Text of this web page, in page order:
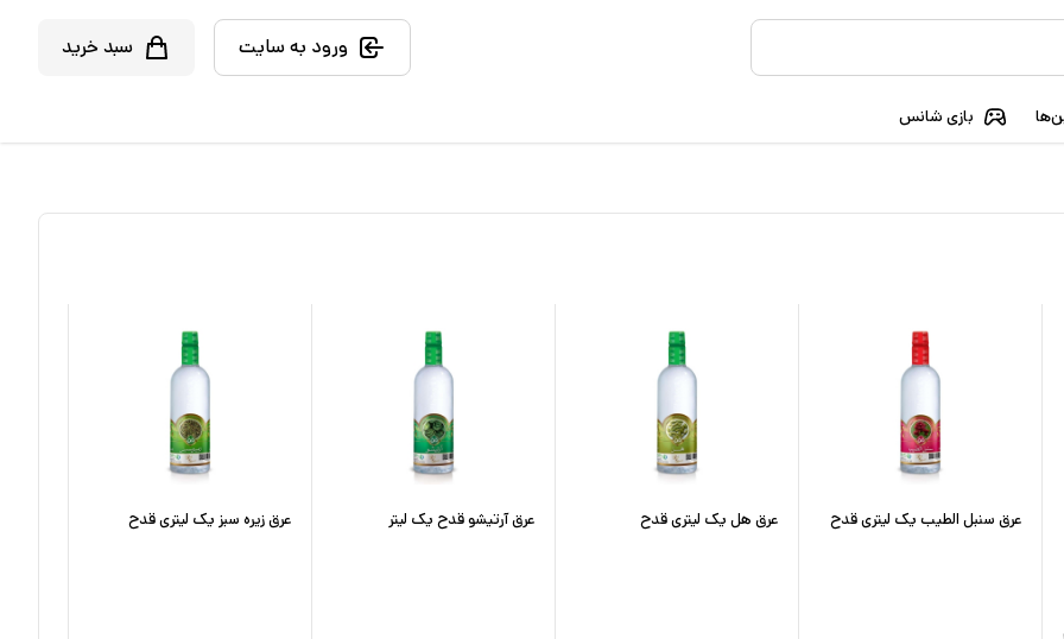
ورود به سایت سبد خرید
بازی شانس
عرق سنبل الطیب یک لیتری قدح عرق هل یک لیتری قدح عرق آرتیشو قدح یک لیتر عرق زیره سبز یک لیتری قدح